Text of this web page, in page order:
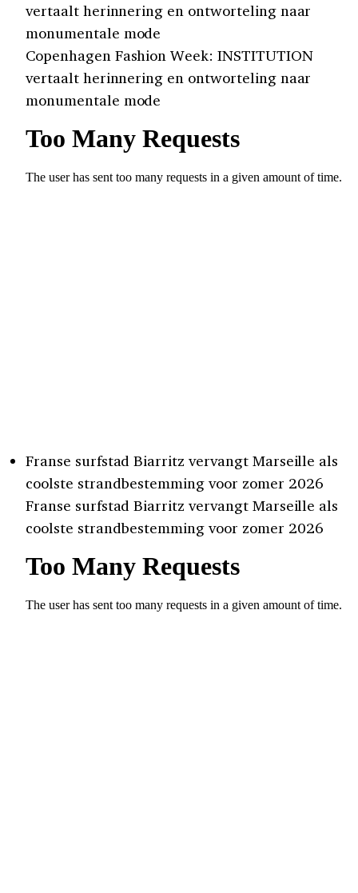
vertaalt herinnering en ontworteling naar
monumentale mode
Copenhagen Fashion Week: INSTITUTION
vertaalt herinnering en ontworteling naar
monumentale mode
Franse surfstad Biarritz vervangt Marseille als
coolste strandbestemming voor zomer 2026
Franse surfstad Biarritz vervangt Marseille als
coolste strandbestemming voor zomer 2026